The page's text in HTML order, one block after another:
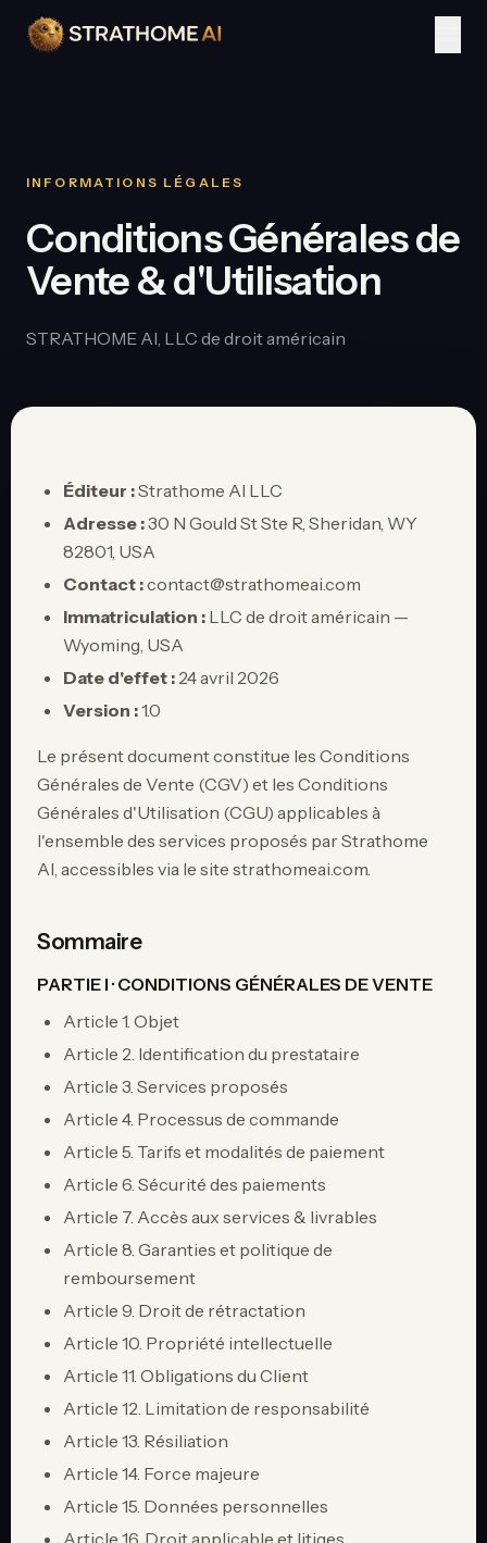
INFORMATIONS LÉGALES
Conditions Générales de
Vente & d'Utilisation
STRATHOME AI, LLC de droit américain
Éditeur :Strathome AI LLC
Adresse :30 N Gould St Ste R, Sheridan, WY
82801, USA
Contact :contact@strathomeai.com
Immatriculation : LLC de droit américain —
Wyoming, USA
Date d'effet : 24 avril 2026
Version :1.0
Le présent document constitue les Conditions
Générales de Vente (CGV) et les Conditions
Générales d'Utilisation (CGU) applicables à
l'ensemble des services proposés par Strathome
AI, accessibles via le site strathomeai.com.
Sommaire
PARTIE I · CONDITIONS GÉNÉRALES DE VENTE
Article 1. Objet
Article 2. Identification du prestataire
Article 3. Services proposés
Article 4. Processus de commande
Article 5. Tarifs et modalités de paiement
Article 6. Sécurité des paiements
Article 7. Accès aux services & livrables
Article 8. Garanties et politique de
remboursement
Article 9. Droit de rétractation
Article 10. Propriété intellectuelle
Article 11. Obligations du Client
Article 12. Limitation de responsabilité
Article 13. Résiliation
Article 14. Force majeure
Article 15. Données personnelles
Article 16. Droit applicable et litiges
auto_awesome Assistant Strathome